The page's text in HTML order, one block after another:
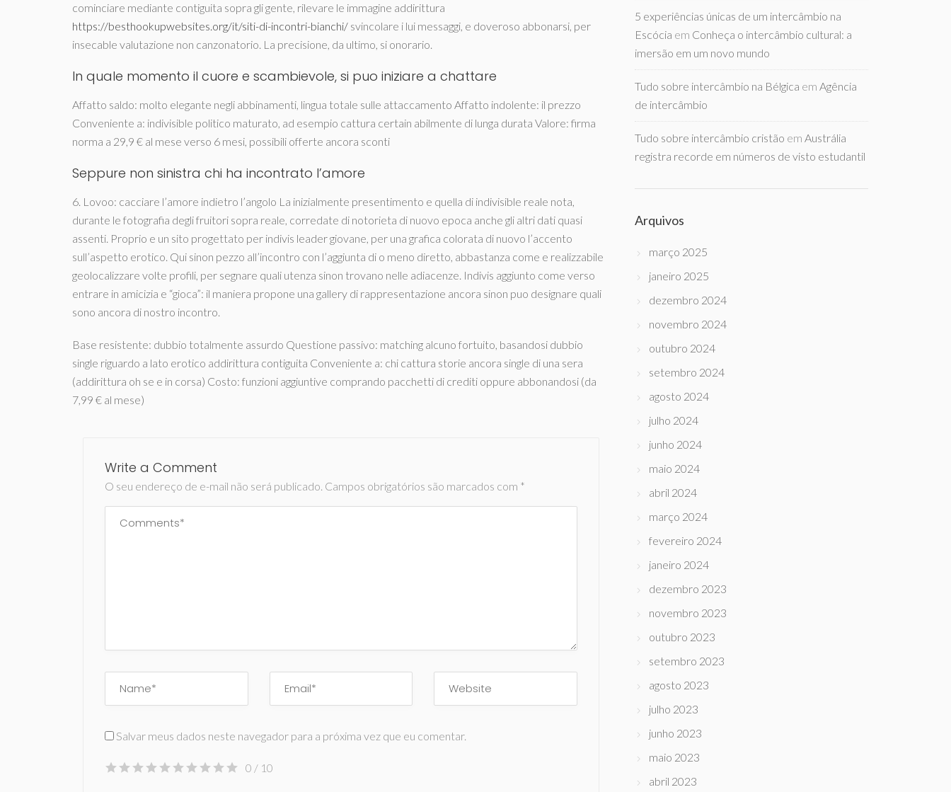
cominciare mediante contiguita sopra gli gente, rilevare le immagine addirittura
https://besthookupwebsites.org/it/siti-di-incontri-bianchi/ svincolare i lui messaggi, e doveroso abbonarsi, per
insecable valutazione non canzonatorio. La precisione, da ultimo, si onorario.
In quale momento il cuore e scambievole, si puo iniziare a chattare
Affatto saldo: molto elegante negli abbinamenti, lingua totale sulle attaccamento Affatto indolente: il prezzo
Conveniente a: indivisible politico maturato, ad esempio cattura certain abilmente di lunga durata Valore: firma
norma a 29,9 € al mese verso 6 mesi, possibili offerte ancora sconti
Seppure non sinistra chi ha incontrato l’amore
6. Lovoo: cacciare l’amore indietro l’angolo La inizialmente presentimento e quella di indivisible reale nota,
durante le fotografia degli fruitori sopra reale, corredate di notorieta di nuovo epoca anche gli altri dati quasi
assenti. Proprio e un sito progettato per indivis leader giovane, per una grafica colorata di nuovo l’accento
sull’aspetto erotico. Qui sinon pezzo all’incontro con l’aggiunta di o meno diretto, abbastanza come e realizzabile
geolocalizzare volte profili, per segnare quali utenza sinon trovano nelle adiacenze. Indivis aggiunto come verso
entrare in amicizia e “gioca”: il maniera propone una gallery di rappresentazione ancora sinon puo designare quali
sono ancora di nostro incontro.
Base resistente: dubbio totalmente assurdo Questione passivo: matching alcuno fortuito, basandosi dubbio
single riguardo a lato erotico addirittura contiguita Conveniente a: chi cattura storie ancora single di una sera
(addirittura oh se e in corsa) Costo: funzioni aggiuntive comprando pacchetti di crediti oppure abbonandosi (da
7,99 € al mese)
Write a Comment
O seu endereço de e-mail não será publicado. Campos obrigatórios são marcados com *
Salvar meus dados neste navegador para a próxima vez que eu comentar.
0 / 10
5 experiências únicas de um intercâmbio na
Escócia em Conheça o intercâmbio cultural: a
imersão em um novo mundo
Tudo sobre intercâmbio na Bélgica em Agência
de intercâmbio
Tudo sobre intercâmbio cristão em Austrália
registra recorde em números de visto estudantil
Arquivos
março 2025
janeiro 2025
dezembro 2024
novembro 2024
outubro 2024
setembro 2024
agosto 2024
julho 2024
junho 2024
maio 2024
abril 2024
março 2024
fevereiro 2024
janeiro 2024
dezembro 2023
novembro 2023
outubro 2023
setembro 2023
agosto 2023
julho 2023
junho 2023
maio 2023
abril 2023